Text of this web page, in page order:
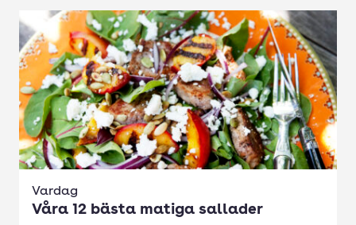
Vardag
Våra 12 bästa matiga sallader